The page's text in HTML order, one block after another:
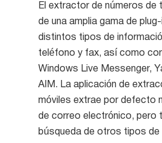
El extractor de números de
de una amplia gama de
distintos tipos de
teléfono y fax, así como
Windows Live Messenger,
AIM. La aplicación de
móviles extrae por defecto
de correo electrónico, pero
búsqueda de otros tipos